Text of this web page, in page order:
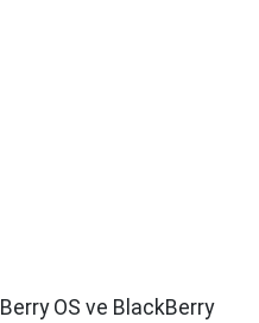
OS ve BlackBerry